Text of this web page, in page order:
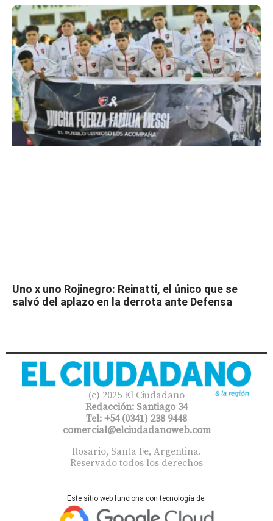
Uno x uno Rojinegro: Reinatti, el único que se
salvó del aplazo en la derrota ante Defensa
(c) 2025 El Ciudadano
Redacción: Santiago 34
Tel: +54 (0341) 238 9448
comercial@elciudadanoweb.com​
Rosario, Santa Fe, Argentina.
Reservado todos los derechos
Este sitio web funciona con tecnología de: